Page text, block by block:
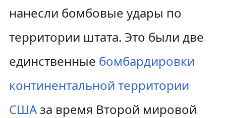
нанесли бомбовые удары по
территории штата. Это были две
единственные бомбардировки
континентальной территории
СШАза время Второй мировой